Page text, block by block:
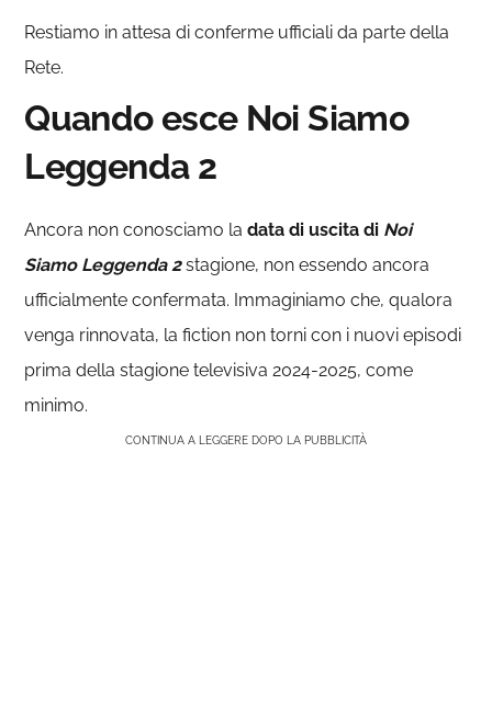
Restiamo in attesa di conferme ufficiali da parte della
Rete.
Quando esce Noi Siamo
Leggenda 2
Ancora non conosciamo ladata di uscita di Noi
Siamo Leggenda 2stagione, non essendo ancora
ufficialmente confermata. Immaginiamo che, qualora
venga rinnovata, la fiction non torni con i nuovi episodi
prima della stagione televisiva 2024-2025, come
minimo.
CONTINUA A LEGGERE DOPO LA PUBBLICITÀ